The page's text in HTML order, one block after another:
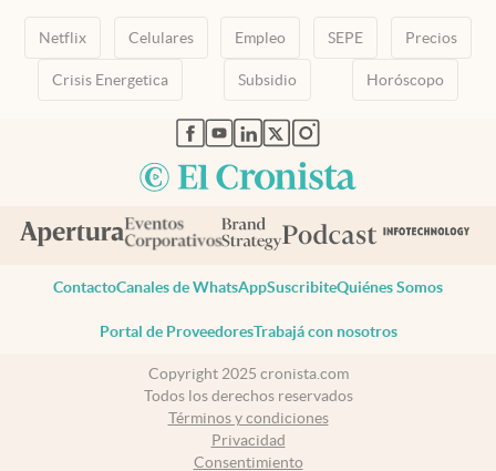
Netflix Celulares Empleo SEPE Precios
Crisis Energetica Subsidio Horóscopo
abre en nueva pestaña
abre en nueva pestaña
abre en nueva pestaña
abre en nueva pestaña
abre en nueva pestaña
ContactoCanales de WhatsAppSuscribiteQuiénes Somos
Portal de ProveedoresTrabajá con nosotros
Copyright 2025 cronista.com
Todos los derechos reservados
Términos y condiciones
Privacidad
Consentimiento